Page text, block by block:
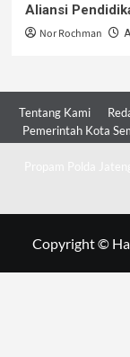
Aliansi
Nor Rochman
Tentang Kami
Pemerintah Kota
Copyright ©